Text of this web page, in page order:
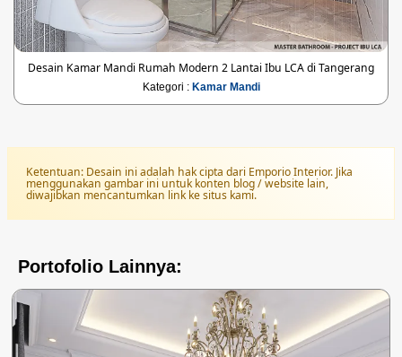
Desain Kamar Mandi Rumah Modern 2 Lantai Ibu LCA di Tangerang
Kategori : Kamar Mandi
Ketentuan: Desain ini adalah hak cipta dari Emporio Interior. Jika
menggunakan gambar ini untuk konten blog / website lain,
diwajibkan mencantumkan link ke situs kami.
Portofolio Lainnya: